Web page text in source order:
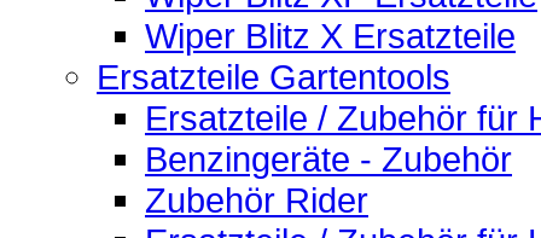
Wiper Blitz X Ersatzteile
Ersatzteile Gartentools
Ersatzteile / Zubehör für
Benzingeräte - Zubehör
Zubehör Rider